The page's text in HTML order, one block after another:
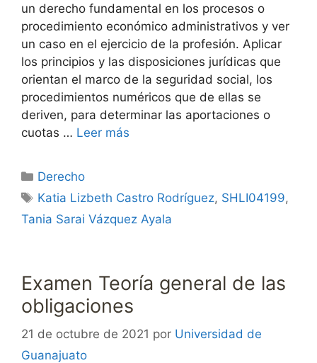
un derecho fundamental en los procesos o
procedimiento económico administrativos y ver
un caso en el ejercicio de la profesión. Aplicar
los principios y las disposiciones jurídicas que
orientan el marco de la seguridad social, los
procedimientos numéricos que de ellas se
deriven, para determinar las aportaciones o
cuotas … Leer más
Categorías
Derecho
Etiquetas
Katia Lizbeth Castro Rodríguez, SHLI04199,
Tania Sarai Vázquez Ayala
Examen Teoría general de las
obligaciones
21 de octubre de 2021 por Universidad de
Guanajuato